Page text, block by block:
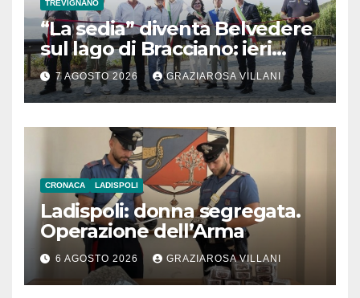
TREVIGNANO
“La sedia” diventa Belvedere
sul lago di Bracciano: ieri
l’inaugurazione
7 AGOSTO 2026 GRAZIAROSA VILLANI
CRONACA LADISPOLI
Ladispoli: donna segregata.
Operazione dell’Arma
6 AGOSTO 2026 GRAZIAROSA VILLANI